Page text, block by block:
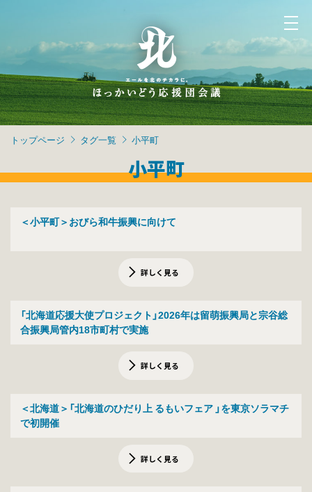
トップページ タグ一覧 小平町
小平町
＜小平町＞おびら和牛振興に向けて
詳しく見る
「北海道応援大使プロジェクト」2026年は留萌振興局と宗谷総
合振興局管内18市町村で実施
詳しく見る
＜北海道＞「北海道のひだり上 るもいフェア 」を東京ソラマチ
で初開催
詳しく見る